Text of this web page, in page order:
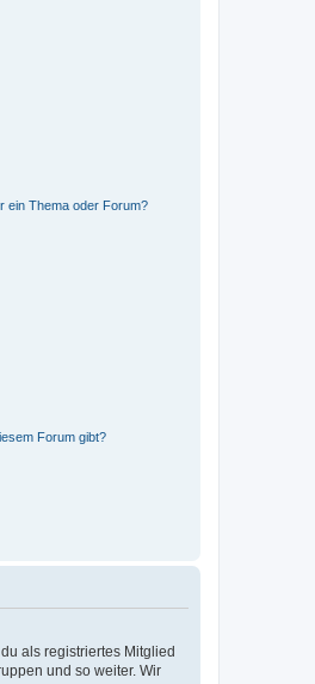
ein Thema oder Forum?
Forum gibt?
als registriertes Mitglied
und so weiter. Wir